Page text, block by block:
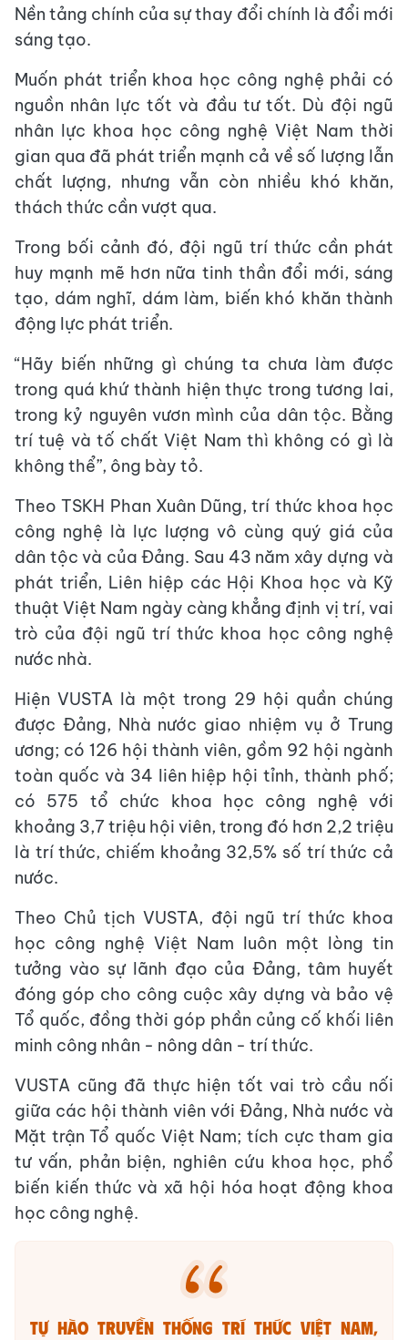
Nền tảng chính của sự thay đổi chính là đổi mới
sáng tạo.
Muốn phát triển khoa học công nghệ phải có
nguồn nhân lực tốt và đầu tư tốt. Dù đội ngũ
nhân lực khoa học công nghệ Việt Nam thời
gian qua đã phát triển mạnh cả về số lượng lẫn
chất lượng, nhưng vẫn còn nhiều khó khăn,
thách thức cần vượt qua.
Trong bối cảnh đó, đội ngũ trí thức cần phát
huy mạnh mẽ hơn nữa tinh thần đổi mới, sáng
tạo, dám nghĩ, dám làm, biến khó khăn thành
động lực phát triển.
“Hãy biến những gì chúng ta chưa làm được
trong quá khứ thành hiện thực trong tương lai,
trong kỷ nguyên vươn mình của dân tộc. Bằng
trí tuệ và tố chất Việt Nam thì không có gì là
không thể”, ông bày tỏ.
Theo TSKH Phan Xuân Dũng, trí thức khoa học
công nghệ là lực lượng vô cùng quý giá của
dân tộc và của Đảng. Sau 43 năm xây dựng và
phát triển, Liên hiệp các Hội Khoa học và Kỹ
thuật Việt Nam ngày càng khẳng định vị trí, vai
trò của đội ngũ trí thức khoa học công nghệ
nước nhà.
Hiện VUSTA là một trong 29 hội quần chúng
được Đảng, Nhà nước giao nhiệm vụ ở Trung
ương; có 126 hội thành viên, gồm 92 hội ngành
toàn quốc và 34 liên hiệp hội tỉnh, thành phố;
có 575 tổ chức khoa học công nghệ với
khoảng 3,7 triệu hội viên, trong đó hơn 2,2 triệu
là trí thức, chiếm khoảng 32,5% số trí thức cả
nước.
Theo Chủ tịch VUSTA, đội ngũ trí thức khoa
học công nghệ Việt Nam luôn một lòng tin
tưởng vào sự lãnh đạo của Đảng, tâm huyết
đóng góp cho công cuộc xây dựng và bảo vệ
Tổ quốc, đồng thời góp phần củng cố khối liên
minh công nhân - nông dân - trí thức.
VUSTA cũng đã thực hiện tốt vai trò cầu nối
giữa các hội thành viên với Đảng, Nhà nước và
Mặt trận Tổ quốc Việt Nam; tích cực tham gia
tư vấn, phản biện, nghiên cứu khoa học, phổ
biến kiến thức và xã hội hóa hoạt động khoa
học công nghệ.
Tự hào truyền thống trí thức Việt Nam,